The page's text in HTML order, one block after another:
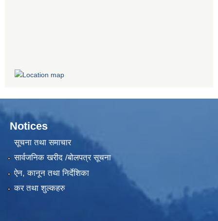
Notices
सूचना तथा समाचार
सार्वजनिक खरीद /बोलपत्र सूचना
ऐन, कानून तथा निर्देशिका
कर तथा शुल्कहरु